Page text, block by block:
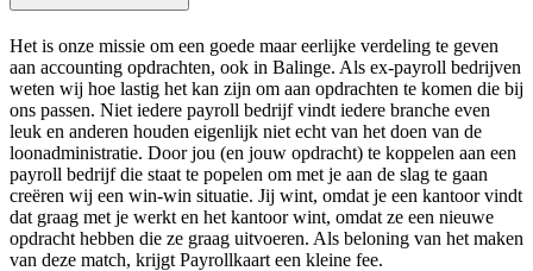
Het is onze missie om een goede maar eerlijke verdeling te geven
aan accounting opdrachten, ook in Balinge. Als ex-payroll bedrijven
weten wij hoe lastig het kan zijn om aan opdrachten te komen die bij
ons passen. Niet iedere payroll bedrijf vindt iedere branche even
leuk en anderen houden eigenlijk niet echt van het doen van de
loonadministratie. Door jou (en jouw opdracht) te koppelen aan een
payroll bedrijf die staat te popelen om met je aan de slag te gaan
creëren wij een win-win situatie. Jij wint, omdat je een kantoor vindt
dat graag met je werkt en het kantoor wint, omdat ze een nieuwe
opdracht hebben die ze graag uitvoeren. Als beloning van het maken
van deze match, krijgt Payrollkaart een kleine fee.